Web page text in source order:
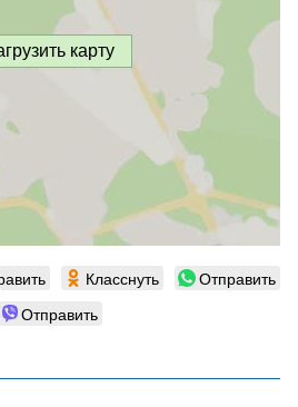
карту
Класснуть
Отправить
Отправить